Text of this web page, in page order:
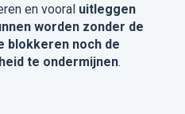
en vooral uitleggen
worden zonder de
noch de
te ondermijnen.